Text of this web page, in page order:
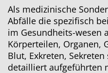
Als medizinische
Abfälle die spezifisch
im Gesundheits-wesen
Körperteilen, Organen,
Blut, Exkreten,
detailliert aufgeführten